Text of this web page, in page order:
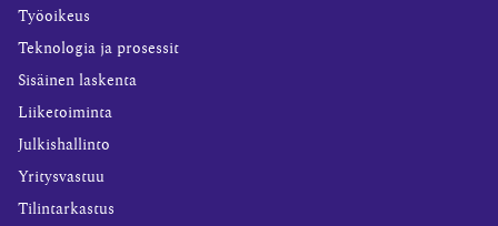
Työoikeus
Teknologia ja prosessit
Sisäinen laskenta
Liiketoiminta
Julkishallinto
Yritysvastuu
Tilintarkastus